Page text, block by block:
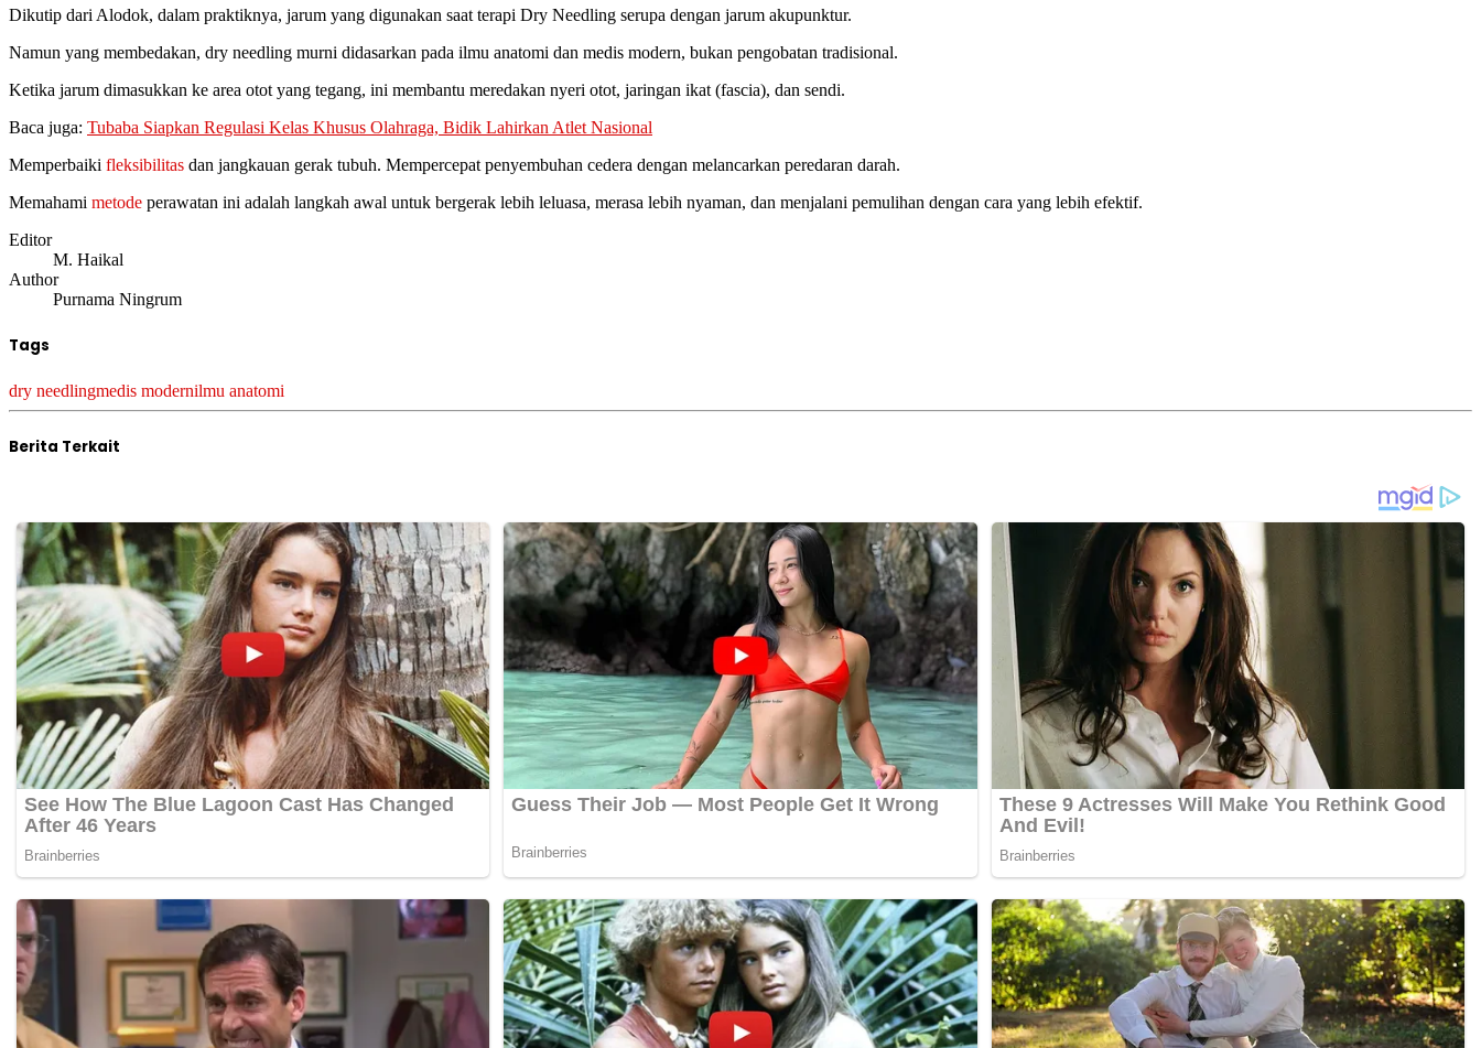
Dikutip dari Alodok, dalam praktiknya, jarum yang digunakan saat terapi Dry Needling serupa dengan jarum akupunktur.
Namun yang membedakan, dry needling murni didasarkan pada ilmu anatomi dan medis modern, bukan pengobatan tradisional.
Ketika jarum dimasukkan ke area otot yang tegang, ini membantu meredakan nyeri otot, jaringan ikat (fascia), dan sendi.
Baca juga: Tubaba Siapkan Regulasi Kelas Khusus Olahraga, Bidik Lahirkan Atlet Nasional
Memperbaiki fleksibilitas dan jangkauan gerak tubuh. Mempercepat penyembuhan cedera dengan melancarkan peredaran darah.
Memahami metode perawatan ini adalah langkah awal untuk bergerak lebih leluasa, merasa lebih nyaman, dan menjalani pemulihan dengan cara yang lebih efektif.
Editor
M. Haikal
Author
Purnama Ningrum
Tags
dry needlingmedis modernilmu anatomi
Berita Terkait